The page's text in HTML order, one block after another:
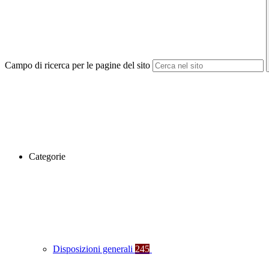
Campo di ricerca per le pagine del sito
Categorie
Disposizioni generali 245